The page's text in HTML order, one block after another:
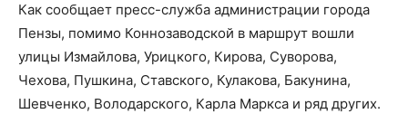
Как сообщает пресс-служба администрации города
Пензы, помимо Коннозаводской в маршрут вошли
улицы Измайлова, Урицкого, Кирова, Суворова,
Чехова, Пушкина, Ставского, Кулакова, Бакунина,
Шевченко, Володарского, Карла Маркса и ряд других.